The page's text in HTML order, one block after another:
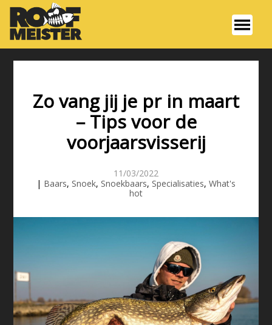
Zo vang jij je pr in maart
– Tips voor de
voorjaarsvisserij
11/03/2022
| Baars, Snoek, Snoekbaars, Specialisaties, What's
hot